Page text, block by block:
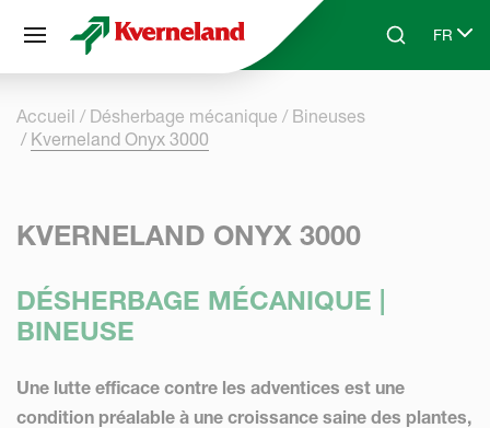
Skip to main contentSearchFR
Select
Accueil Désherbage mécanique
Bineuses
Kverneland Onyx 3000
KVERNELAND ONYX 3000
DÉSHERBAGE MÉCANIQUE |
BINEUSE
Une lutte efficace contre les adventices est une
condition préalable à une croissance saine des plantes,
Panneau de gestion des cookies